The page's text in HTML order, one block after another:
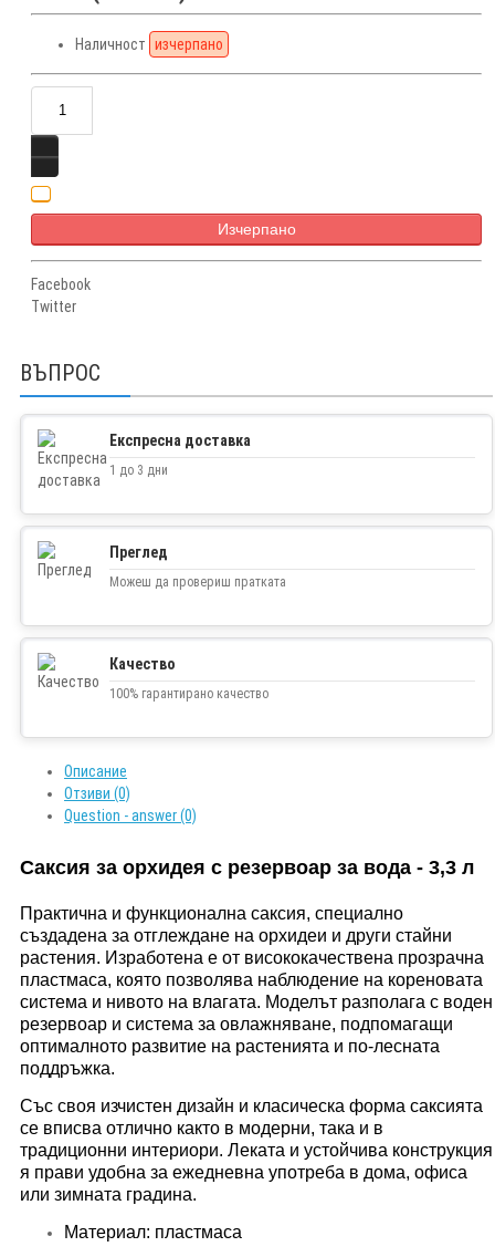
Наличност изчерпано
Изчерпано
Facebook
Twitter
ВЪПРОС
Експресна доставка
1 до 3 дни
Преглед
Можеш да провериш пратката
Качество
100% гарантирано качество
Описание
Отзиви (0)
Question - answer (0)
Саксия за орхидея с резервоар за вода - 3,3 л
Практична и функционална саксия, специално
създадена за отглеждане на орхидеи и други стайни
растения. Изработена е от висококачествена прозрачна
пластмаса, която позволява наблюдение на кореновата
система и нивото на влагата. Моделът разполага с воден
резервоар и система за овлажняване, подпомагащи
оптималното развитие на растенията и по-лесната
поддръжка.
Със своя изчистен дизайн и класическа форма саксията
се вписва отлично както в модерни, така и в
традиционни интериори. Леката и устойчива конструкция
я прави удобна за ежедневна употреба в дома, офиса
или зимната градина.
Материал: пластмаса